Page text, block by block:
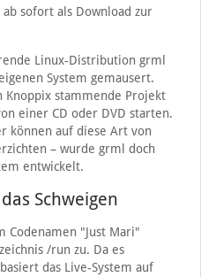
sofort als Download zur
Linux-Distribution grml
System gemausert.
Knoppix stammende Projekt
einer CD oder DVD starten.
können auf diese Art von
– wurde grml doch
entwickelt.
Schweigen
Codenamen "Just Mari"
/run zu. Da es
das Live-System auf